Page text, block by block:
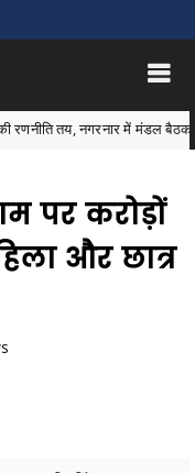
तय, नगरनार में मंडल बैठक संपन्न
पर करोड़ों
और छात्र